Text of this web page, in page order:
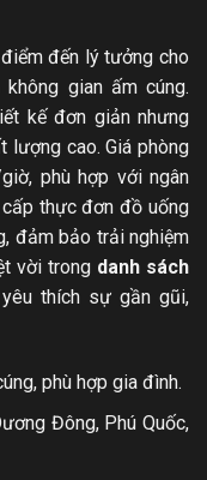
đến lý tưởng cho
gian ấm cúng.
kế đơn giản nhưng
lượng cao. Giá phòng
phù hợp với ngân
cấp thực đơn đồ uống
đảm bảo trải nghiệm
vời trong danh sách
thích sự gần gũi,
phù hợp gia đình.
Đông, Phú Quốc,